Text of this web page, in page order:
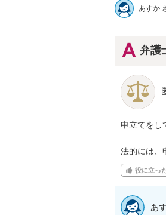
あすか
弁護
申立てをし
法的には、
役に立っ
あ